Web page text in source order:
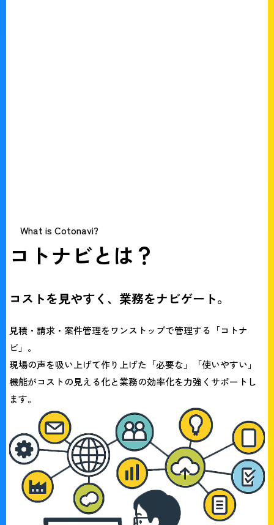
What is Cotonavi?
コトナビとは？
コストを見やすく、業務をナビゲート。
見積・請求・案件管理をワンストップで管理する 「コトナ
ビ」 。
現場の声を吸い上げて作り上げた「必要な」「使いやすい」
機能がコストの見える化と業務の効率化を力強くサポートし
ます。